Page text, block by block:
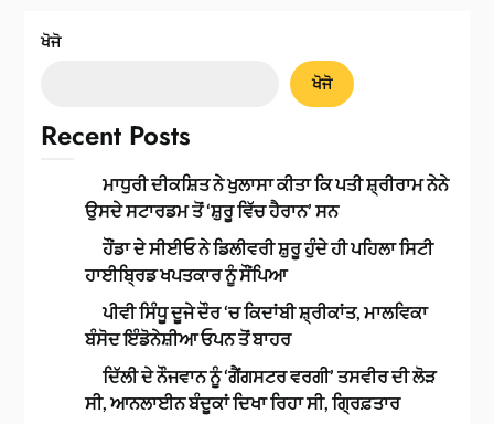
ਖੋਜੋ
ਖੋਜੋ
Recent Posts
ਮਾਧੁਰੀ ਦੀਕਸ਼ਿਤ ਨੇ ਖੁਲਾਸਾ ਕੀਤਾ ਕਿ ਪਤੀ ਸ਼੍ਰੀਰਾਮ ਨੇਨੇ
ਉਸਦੇ ਸਟਾਰਡਮ ਤੋਂ ‘ਸ਼ੁਰੂ ਵਿੱਚ ਹੈਰਾਨ’ ਸਨ
ਹੌਂਡਾ ਦੇ ਸੀਈਓ ਨੇ ਡਿਲੀਵਰੀ ਸ਼ੁਰੂ ਹੁੰਦੇ ਹੀ ਪਹਿਲਾ ਸਿਟੀ
ਹਾਈਬ੍ਰਿਡ ਖਪਤਕਾਰ ਨੂੰ ਸੌਂਪਿਆ
ਪੀਵੀ ਸਿੰਧੂ ਦੂਜੇ ਦੌਰ ‘ਚ ਕਿਦਾਂਬੀ ਸ਼੍ਰੀਕਾਂਤ, ਮਾਲਵਿਕਾ
ਬੰਸੋਦ ਇੰਡੋਨੇਸ਼ੀਆ ਓਪਨ ਤੋਂ ਬਾਹਰ
ਦਿੱਲੀ ਦੇ ਨੌਜਵਾਨ ਨੂੰ ‘ਗੈਂਗਸਟਰ ਵਰਗੀ’ ਤਸਵੀਰ ਦੀ ਲੋੜ
ਸੀ, ਆਨਲਾਈਨ ਬੰਦੂਕਾਂ ਦਿਖਾ ਰਿਹਾ ਸੀ, ਗ੍ਰਿਫ਼ਤਾਰ